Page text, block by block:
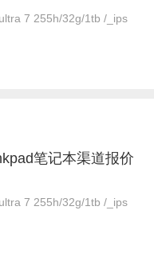
7 255h/32g/1tb /_ips
笔记本渠道报价
7 255h/32g/1tb /_ips